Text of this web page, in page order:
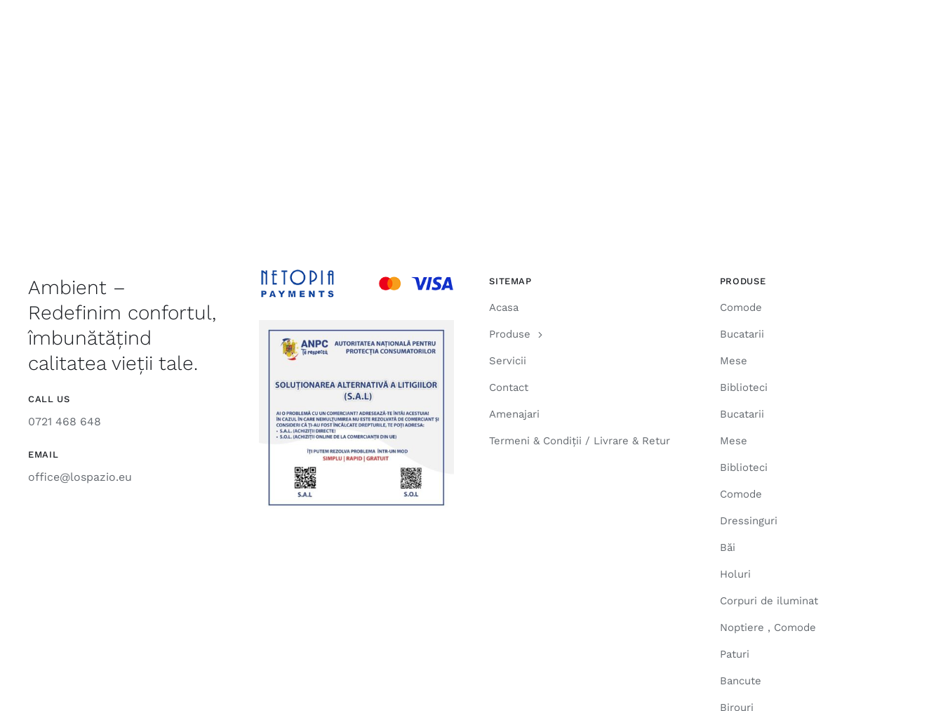
Ambient –
Redefinim confortul,
îmbunătățind
calitatea vieții tale.
CALL US
0721 468 648
EMAIL
office@lospazio.eu
SITEMAP
Acasa
Produse
Servicii
Contact
Amenajari
Termeni & Condiții / Livrare & Retur
PRODUSE
Comode
Bucatarii
Mese
Biblioteci
Bucatarii
Mese
Biblioteci
Comode
Dressinguri
Băi
Holuri
Corpuri de iluminat
Noptiere , Comode
Paturi
Bancute
Birouri